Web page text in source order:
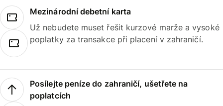
Mezinárodní debetní karta
Už nebudete muset řešit kurzové marže a vysoké
poplatky za transakce při placení v zahraničí.
Posílejte peníze do zahraničí, ušetřete na
poplatcích